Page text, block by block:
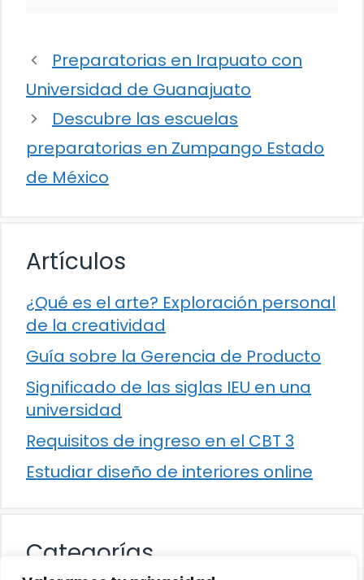
Preparatorias en Irapuato con
Universidad de Guanajuato
Descubre las escuelas
preparatorias en Zumpango Estado
de México
Artículos
¿Qué es el arte? Exploración personal
de la creatividad
Guía sobre la Gerencia de Producto
Significado de las siglas IEU en una
universidad
Requisitos de ingreso en el CBT 3
Estudiar diseño de interiores online
Categorías